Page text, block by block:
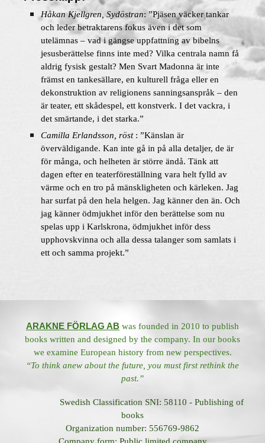
Håkan Kjellgren, Sydöstran: ”Pjäsen väcker tankar
och leder betraktarens fokus även i det som
utelämnas – vad i gängse uppfattning av bibelns
jesusberättelse finns inte med? Vilka centrala namn få
aldrig fysisk gestalt? Men Svart Madonna är inte
främst en tankesällare, en kulturell fråga eller en
dekonstruktion av religionens sanningsanspråk – den
är teater, ett skådespel, ett konstverk. I det vackra, i
det smärtande, i det starka.”
Camilla Erlandsson, röst : ”Känslan är
överväldigande. Kan inte gå in på alla detaljer, de är
för många, och helheten är större ändå. Tänk att
dagen efter en teaterföreställning vara helt fylld av
värme och en tro på mänskligheten och kärleken. Jag
har surfat på den hela helgen. Jag känner den än. Och
jag känner ödmjukhet inför den berättelse som nu
spelas upp i Karlskrona, ödmjukhet inför dess
upphovskvinna och alla dessa talanger som samlats i
ett och samma projekt.”
ARAKNE FÖRLAG AB was founded in 2010 to publish
books written and designed by the company. In our books
we examine European history from new perspectives.
“To think anew about the future, you must first rethink the
past.”
Swedish Classification SNI: 58110 - Publishing of
books
Organization number: 556769-9862